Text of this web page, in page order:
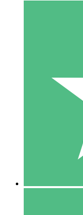
Pacotes
Pague conforme